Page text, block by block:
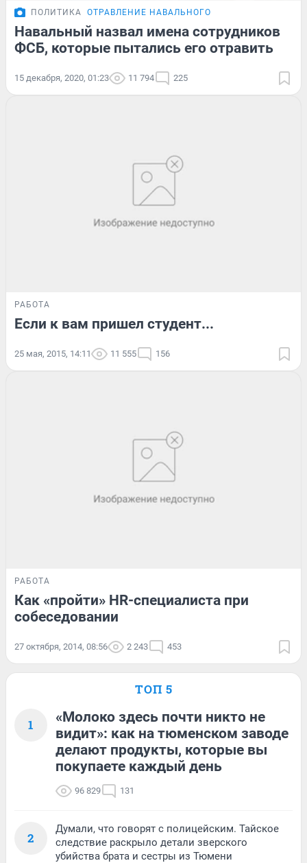
ПОЛИТИКА ОТРАВЛЕНИЕ НАВАЛЬНОГО
Навальный назвал имена сотрудников
ФСБ, которые пытались его отравить
15 декабря, 2020, 01:23 11 794 225
РАБОТА
Если к вам пришел студент...
25 мая, 2015, 14:11 11 555 156
РАБОТА
Как «пройти» HR-специалиста при
собеседовании
27 октября, 2014, 08:56 2 243 453
ТОП 5
1
«Молоко здесь почти никто не
видит»: как на тюменском заводе
делают продукты, которые вы
покупаете каждый день
96 829 131
2
Думали, что говорят с полицейским. Тайское
следствие раскрыло детали зверского
убийства брата и сестры из Тюмени